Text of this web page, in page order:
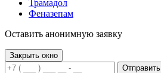
Трамадол
Феназепам
Оставить анонимную заявку
Закрыть окно
Отправить